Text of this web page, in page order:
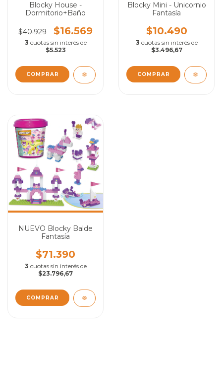
Blocky House -
Dormitorio+Baño
$40.929 $16.569
3 cuotas sin interés de
$5.523
Blocky Mini - Unicornio
Fantasía
$10.490
3 cuotas sin interés de
$3.496,67
NUEVO Blocky Balde
Fantasía
$71.390
3 cuotas sin interés de
$23.796,67